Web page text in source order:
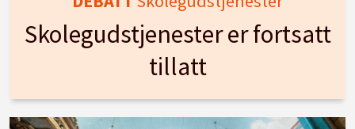
Skolegudstjenester er fortsatt
tillatt